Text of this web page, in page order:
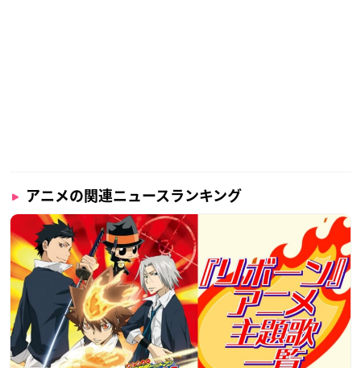
アニメの関連ニュースランキング